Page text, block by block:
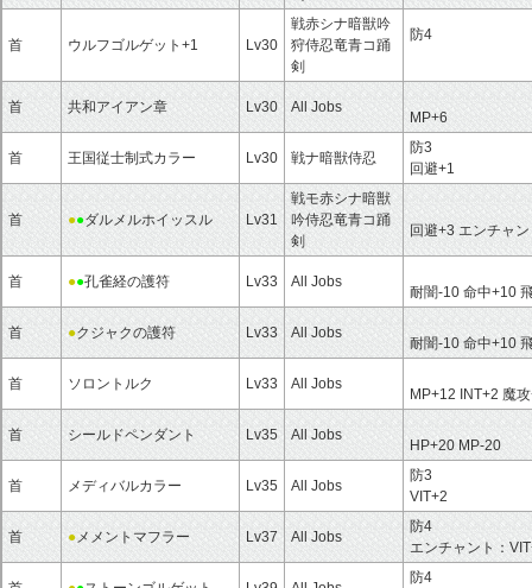
首 ウルフゴルゲット+1 Lv30
戦赤シナ暗獣吟
狩侍忍竜青コ踊
剣
防4
首 共和アイアン章 Lv30 All Jobs
MP+6
首 王国従士制式カラー Lv30 戦ナ暗獣侍忍
防3
回避+1
首 ●●ダルメルホイッスル Lv31
戦モ赤シナ暗獣
吟侍忍竜青コ踊
剣
回避+3 エンチャ
首 ●●孔雀経の護符 Lv33 All Jobs
耐闇-10 命中+10
首 ●クジャクの護符 Lv33 All Jobs
耐闇-10 命中+10
首 ソロントルク Lv33 All Jobs
MP+12 INT+2 魔
首 シールドペンダント Lv35 All Jobs
HP+20 MP-20
首 メディバルカラー Lv35 All Jobs
防3
VIT+2
首 ● メメントマフラー Lv37 All Jobs
防4
エンチャント：
防4